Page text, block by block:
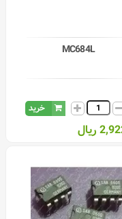
MC684L
خرید
ریال